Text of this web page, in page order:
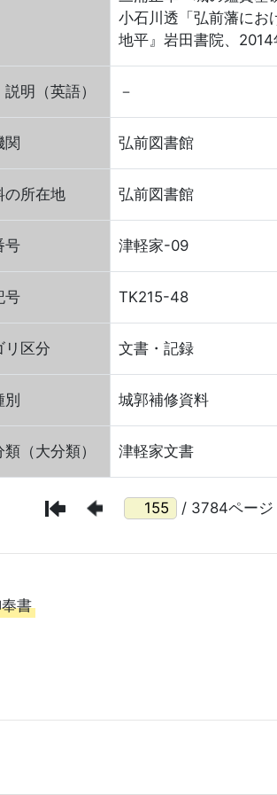
小石川透「弘前藩にお
地平』岩田書院、2014
明（英語） －
関 弘前図書館
の所在地 弘前図書館
号 津軽家-09
号 TK215-48
リ区分 文書・記録
城郭補修資料
（大分類） 津軽家文書
/ 3784ページ
書